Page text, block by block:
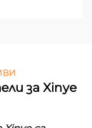
за Xinye